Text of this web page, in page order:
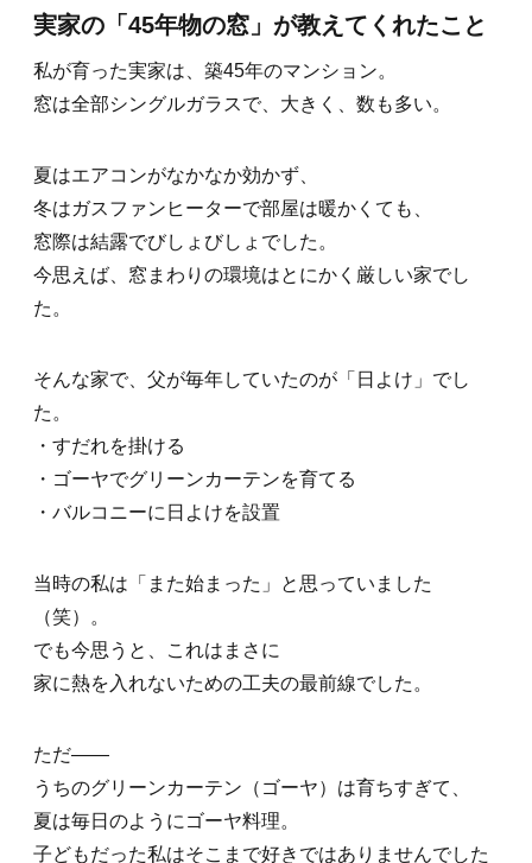
実家の「45年物の窓」が教えてくれたこと
私が育った実家は、築45年のマンション。
窓は全部シングルガラスで、大きく、数も多い。
夏はエアコンがなかなか効かず、
冬はガスファンヒーターで部屋は暖かくても、
窓際は結露でびしょびしょでした。
今思えば、窓まわりの環境はとにかく厳しい家でし
た。
そんな家で、父が毎年していたのが「日よけ」でし
た。
・すだれを掛ける
・ゴーヤでグリーンカーテンを育てる
・バルコニーに日よけを設置
当時の私は「また始まった」と思っていました
（笑）。
でも今思うと、これはまさに
家に熱を入れないための工夫の最前線でした。
ただ——
うちのグリーンカーテン（ゴーヤ）は育ちすぎて、
夏は毎日のようにゴーヤ料理。
子どもだった私はそこまで好きではありませんでした